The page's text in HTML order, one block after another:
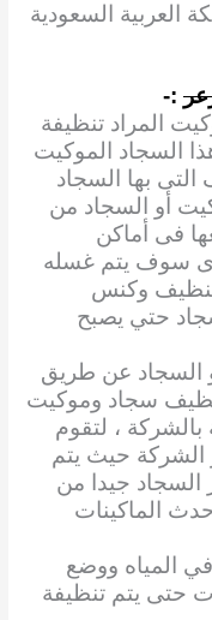
العربية السعودية
:-
المراد تنظيفة
السجاد الموكيت
التى بها السجاد
أو السجاد من
فى أماكن
سوف يتم غسله
وكنس
حتي يصبح
السجاد عن طريق
سجاد وموكيت
، لتقوم
الشركة حيث يتم
السجاد جيدا من
الماكينات
المياه ووضع
حتى يتم تنظيفة